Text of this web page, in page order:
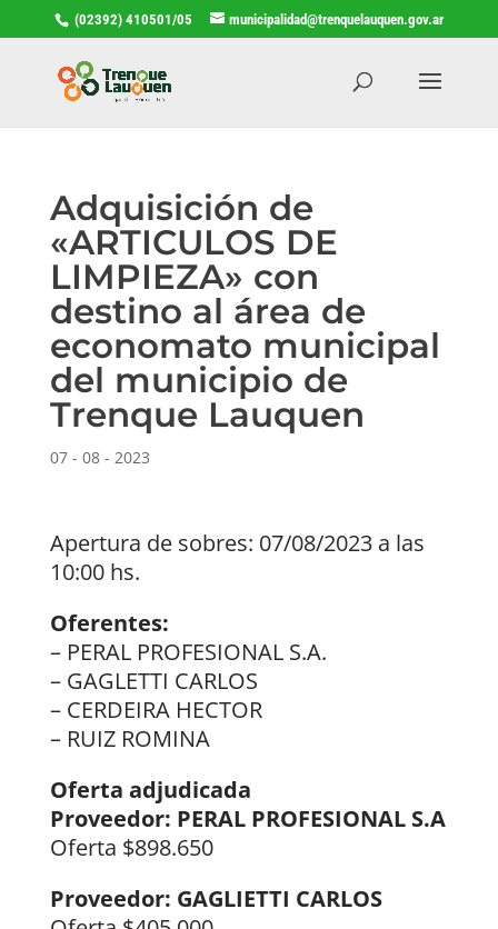
(02392) 410501/05 municipalidad@trenquelauquen.gov.ar
Adquisición de
«ARTICULOS DE
LIMPIEZA» con
destino al área de
economato municipal
del municipio de
Trenque Lauquen
07 - 08 - 2023
Apertura de sobres: 07/08/2023 a las
10:00 hs.
Oferentes:
– PERAL PROFESIONAL S.A.
– GAGLETTI CARLOS
– CERDEIRA HECTOR
– RUIZ ROMINA
Oferta adjudicada
Proveedor: PERAL PROFESIONAL S.A
Oferta $898.650
Proveedor: GAGLIETTI CARLOS